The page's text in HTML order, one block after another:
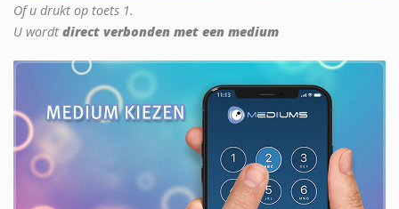
Of u drukt op toets 1.
U wordt direct verbonden met een medium